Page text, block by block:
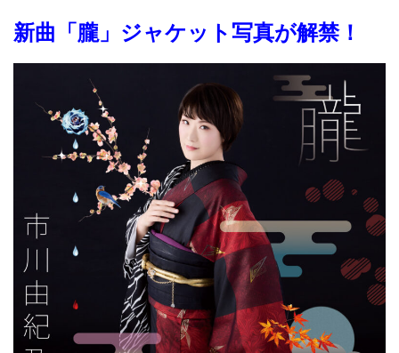
新曲「朧」ジャケット写真が解禁！